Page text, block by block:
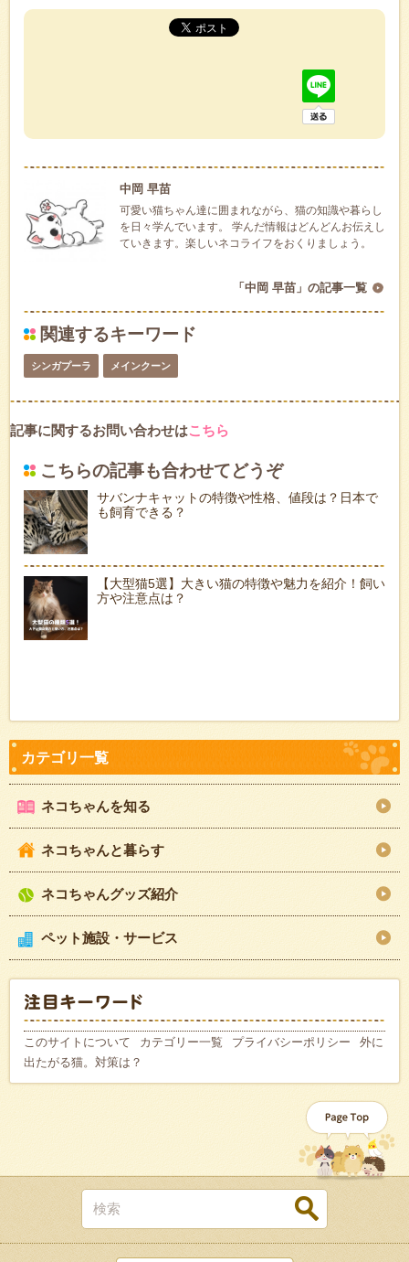
中岡 早苗
可愛い猫ちゃん達に囲まれながら、猫の知識や暮らし
を日々学んでいます。 学んだ情報はどんどんお伝えし
ていきます。楽しいネコライフをおくりましょう。
「中岡 早苗」の記事一覧
関連するキーワード
シンガプーラ メインクーン
記事に関するお問い合わせはこちら
こちらの記事も合わせてどうぞ
サバンナキャットの特徴や性格、値段は？日本で
も飼育できる？
【大型猫5選】大きい猫の特徴や魅力を紹介！飼い
方や注意点は？
ネコちゃんを知る
ネコちゃんと暮らす
ネコちゃんグッズ紹介
ペット施設・サービス
このサイトについて カテゴリー一覧 プライバシーポリシー
外に
出たがる猫。対策は？